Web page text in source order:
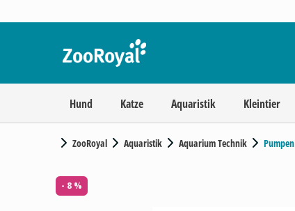
Hund Katze Aquaristik Kleintier
ZooRoyal Aquaristik Aquarium Technik Pumpen
- 8 %